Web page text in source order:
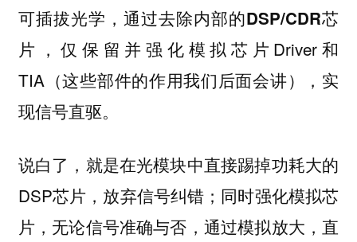
可插拔光学，通过去除内部的DSP/CDR芯
片 ，仅保留并强化模拟芯片Driver和
TIA（这些部件的作用我们后面会讲），实
现信号直驱。
说白了，就是在光模块中直接踢掉功耗大的
DSP芯片，放弃信号纠错；同时强化模拟芯
片，无论信号准确与否，通过模拟放大，直